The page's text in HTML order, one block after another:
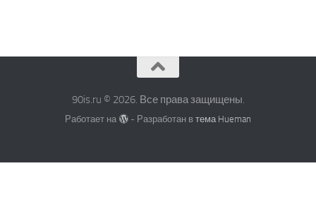
90is.ru © 2026. Все права защищены.
Работает на - Разработан в тема Hueman